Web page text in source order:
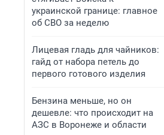
украинской границе: главное
об СВО за неделю
Лицевая гладь для чайников:
гайд от набора петель до
первого готового изделия
Бензина меньше, но он
дешевле: что происходит на
АЗС в Воронеже и области